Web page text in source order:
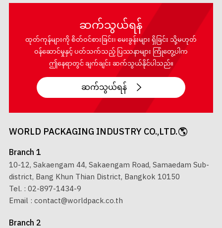
ဆက်သွယ်ရန်
ထုတ်ကုန်များကို စိတ်ဝင်စားခြင်း၊ မေးခွန်းများ ရှိခြင်း သို့မဟုတ်
ဝန်ဆောင်မှုနှင့် ပတ်သက်သည့် ပြဿနာများ ကြုံတွေ့ပါက
ဤနေရာတွင် ချက်ချင်း ဆက်သွယ်နိုင်ပါသည်။
ဆက်သွယ်ရန်
WORLD PACKAGING INDUSTRY CO.,LTD.
Branch 1
10-12, Sakaengam 44, Sakaengam Road, Samaedam Sub-
district, Bang Khun Thian District, Bangkok 10150
Tel. : 02-897-1434-9
Email : contact@worldpack.co.th
Branch 2